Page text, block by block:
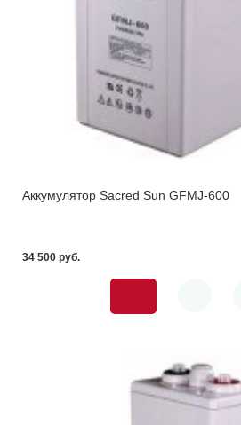
Аккумулятор Sacred Sun GFMJ-600
34 500 pуб.